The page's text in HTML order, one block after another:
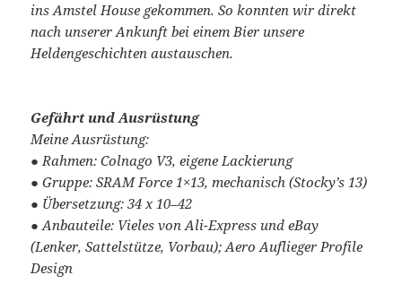
ins Amstel House gekommen. So konnten wir direkt
nach unserer Ankunft bei einem Bier unsere
Heldengeschichten austauschen.
Gefährt und Ausrüstung
Meine Ausrüstung:
● Rahmen: Colnago V3, eigene Lackierung
● Gruppe: SRAM Force 1×13, mechanisch (Stocky’s 13)
● Übersetzung: 34 x 10–42
● Anbauteile: Vieles von Ali-Express und eBay
(Lenker, Sattelstütze, Vorbau); Aero Auflieger Profile
Design